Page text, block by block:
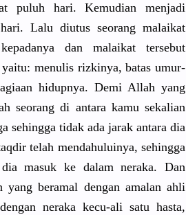
puluh hari. Kemudian menjadi
Lalu diutus seorang malaikat
dan malaikat tersebut
menulis rizkinya, batas umur-
hidupnya. Demi Allah yang
seorang di antara kamu sekalian
sehingga tidak ada jarak antara dia
telah mendahuluinya, sehingga
masuk ke dalam neraka. Dan
yang beramal dengan amalan ahli
neraka kecu-ali satu hasta,